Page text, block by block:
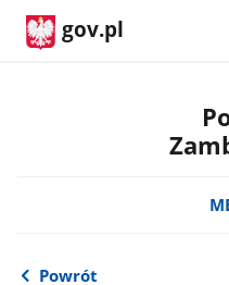
gov.pl
Powrót